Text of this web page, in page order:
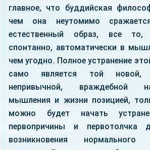
главное, что буддийская
чем она неутомимо
естественный образ, все то,
спонтанно, автоматически в
чем угодно. Полное устранение
само является той новой,
непривычной, враждебной
мышления и жизни позицией,
можно будет начать
первопричины и первотолчка
возникновения нормального